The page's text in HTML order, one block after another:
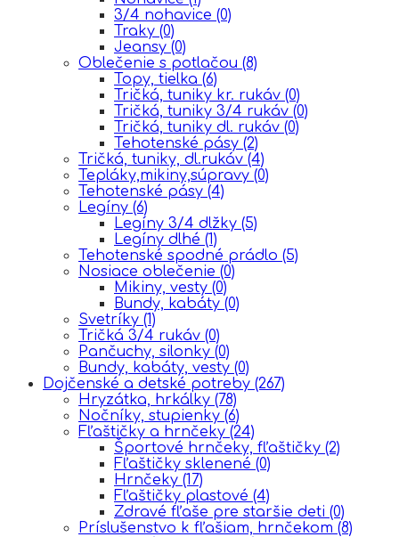
3/4 nohavice (0)
Traky (0)
Jeansy (0)
Oblečenie s potlačou (8)
Topy, tielka (6)
Tričká, tuniky kr. rukáv (0)
Tričká, tuniky 3/4 rukáv (0)
Tričká, tuniky dl. rukáv (0)
Tehotenské pásy (2)
Tričká, tuniky, dl.rukáv (4)
Tepláky,mikiny,súpravy (0)
Tehotenské pásy (4)
Legíny (6)
Legíny 3/4 dlžky (5)
Legíny dlhé (1)
Tehotenské spodné prádlo (5)
Nosiace oblečenie (0)
Mikiny, vesty (0)
Bundy, kabáty (0)
Svetríky (1)
Tričká 3/4 rukáv (0)
Pančuchy, silonky (0)
Bundy, kabáty, vesty (0)
Dojčenské a detské potreby (267)
Hryzátka, hrkálky (78)
Nočníky, stupienky (6)
Fľaštičky a hrnčeky (24)
Športové hrnčeky, fľaštičky (2)
Fľaštičky sklenené (0)
Hrnčeky (17)
Fľaštičky plastové (4)
Zdravé fľaše pre staršie deti (0)
Príslušenstvo k fľašiam, hrnčekom (8)